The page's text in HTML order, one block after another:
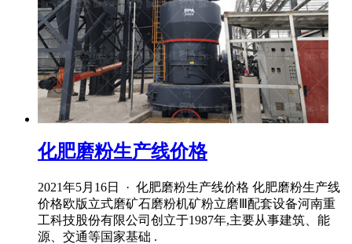
化肥磨粉生产线价格
2021年5月16日 · 化肥磨粉生产线价格 化肥磨粉生产线
价格欧版立式磨矿石磨粉机矿粉立磨Ⅲ配套设备河南重
工科技股份有限公司创立于1987年,主要从事建筑、能
源、交通等国家基础 .